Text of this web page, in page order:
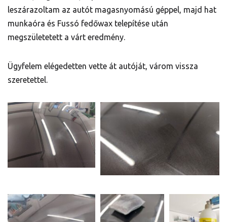
leszárazoltam az autót magasnyomású géppel, majd hat
munkaóra és Fussó fedőwax telepítése után
megszületetett a várt eredmény.
Ügyfelem elégedetten vette át autóját, várom vissza
szeretettel.